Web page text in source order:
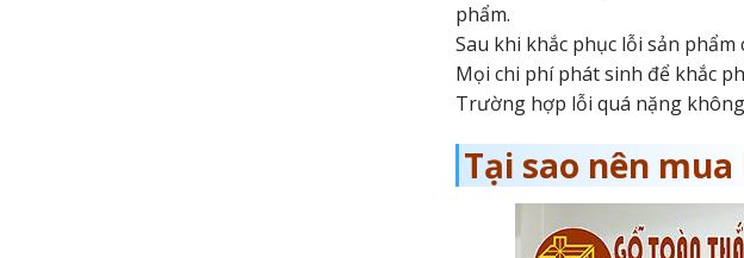
phẩm.
Sau khi khắc phục lỗi sản
Mọi chi phí phát sinh để khắc
Trường hợp lỗi quá nặng
Tại sao nên